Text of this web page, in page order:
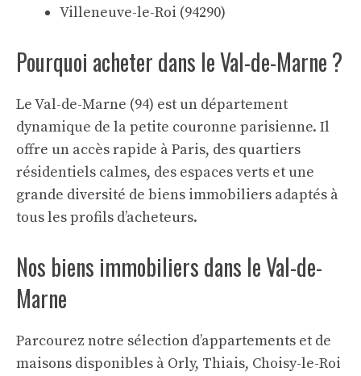
Villeneuve-le-Roi (94290)
Pourquoi acheter dans le Val-de-Marne ?
Le Val-de-Marne (94) est un département
dynamique de la petite couronne parisienne. Il
offre un accès rapide à Paris, des quartiers
résidentiels calmes, des espaces verts et une
grande diversité de biens immobiliers adaptés à
tous les profils d’acheteurs.
Nos biens immobiliers dans le Val-de-
Marne
Parcourez notre sélection d’appartements et de
maisons disponibles à Orly, Thiais, Choisy-le-Roi